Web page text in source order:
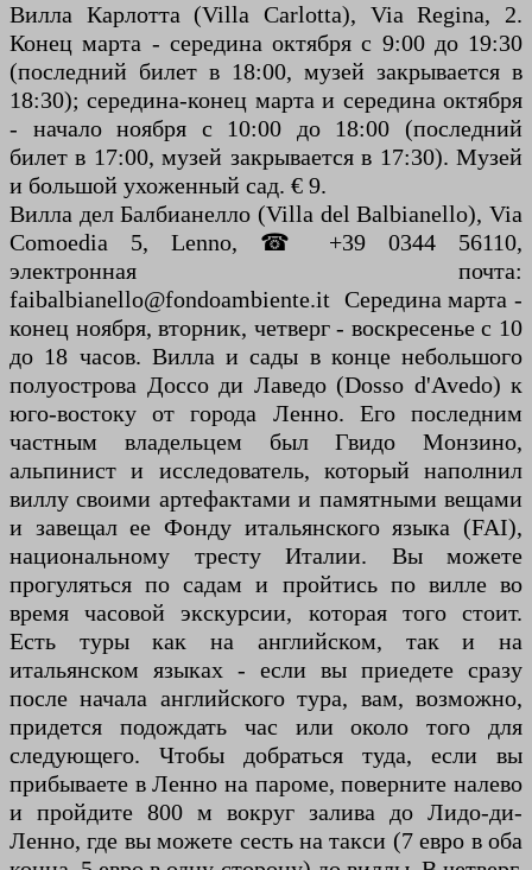
Вилла Карлотта (Villa Carlotta), Via Regina, 2.
Конец марта - середина октября с 9:00 до 19:30
(последний билет в 18:00, музей закрывается в
18:30); середина-конец марта и середина октября
- начало ноября с 10:00 до 18:00 (последний
билет в 17:00, музей закрывается в 17:30). Музей
и большой ухоженный сад. € 9.
Вилла дел Балбианелло (Villa del Balbianello), Via
Comoedia 5, Lenno, ☎ +39 0344 56110,
электронная почта:
faibalbianello@fondoambiente.it Середина марта -
конец ноября, вторник, четверг - воскресенье с 10
до 18 часов. Вилла и сады в конце небольшого
полуострова Доссо ди Лаведо (Dosso d'Avedo) к
юго-востоку от города Ленно. Его последним
частным владельцем был Гвидо Монзино,
альпинист и исследователь, который наполнил
виллу своими артефактами и памятными вещами
и завещал ее Фонду итальянского языка (FAI),
национальному тресту Италии. Вы можете
прогуляться по садам и пройтись по вилле во
время часовой экскурсии, которая того стоит.
Есть туры как на английском, так и на
итальянском языках - если вы приедете сразу
после начала английского тура, вам, возможно,
придется подождать час или около того для
следующего. Чтобы добраться туда, если вы
прибываете в Ленно на пароме, поверните налево
и пройдите 800 м вокруг залива до Лидо-ди-
Ленно, где вы можете сесть на такси (7 евро в оба